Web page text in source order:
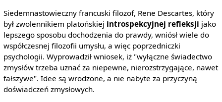
Siedemnastowieczny francuski filozof, Rene Descartes, który
był zwolennikiem platońskiej introspekcyjnej refleksji jako
lepszego sposobu dochodzenia do prawdy, wniósł wiele do
współczesnej filozofii umysłu, a więc poprzedniczki
psychologii. Wyprowadził wniosek, iż "wyłączne świadectwo
zmysłów trzeba uznać za niepewne, nierozstrzygające, nawet
fałszywe". Idee są wrodzone, a nie nabyte za przyczyną
doświadczeń zmysłowych.